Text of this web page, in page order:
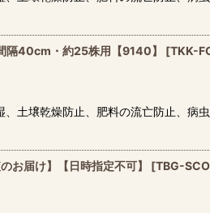
隔40cm・約25株用【9140】 [TKK-
土壌乾燥防止、肥料の流亡防止、病
お届け】【日時指定不可】 [TBG-